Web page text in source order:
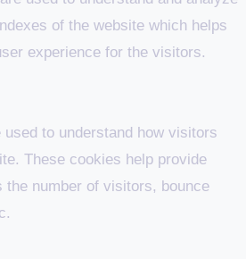
of the website which helps
experience for the visitors.
to understand how visitors
These cookies help provide
the number of visitors, bounce